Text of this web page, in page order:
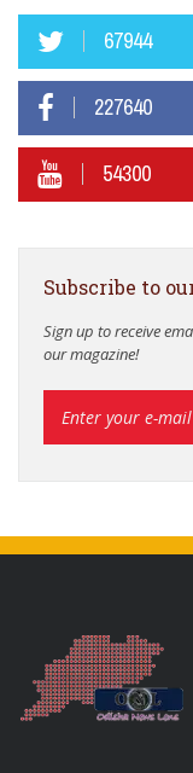
67944
227640
54300
Subscribe to
Sign up to receive
our magazine!